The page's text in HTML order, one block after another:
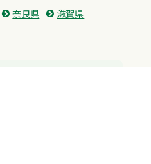
奈良県
滋賀県